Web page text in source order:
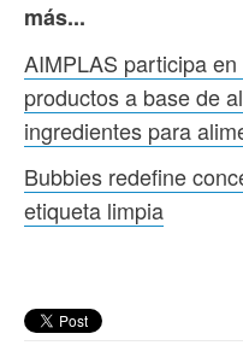
más...
AIMPLAS participa
productos a base de
ingredientes para
Bubbies redefine
etiqueta limpia